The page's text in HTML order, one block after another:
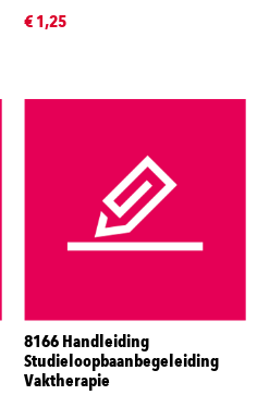
€ 1,25
8166 Handleiding
Studieloopbaanbegeleiding
Vaktherapie